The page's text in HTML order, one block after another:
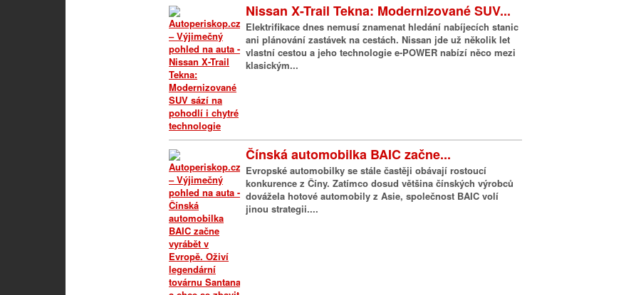
Nissan X-Trail Tekna: Modernizované SUV...
Elektrifikace dnes nemusí znamenat hledání nabíjecích stanic
ani plánování zastávek na cestách. Nissan jde už několik let
vlastní cestou a jeho technologie e-POWER nabízí něco mezi
klasickým...
Čínská automobilka BAIC začne...
Evropské automobilky se stále častěji obávají rostoucí
konkurence z Číny. Zatímco dosud většina čínských výrobců
dovážela hotové automobily z Asie, společnost BAIC volí
jinou strategii....